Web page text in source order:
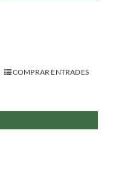
COMPRAR ENTRADES